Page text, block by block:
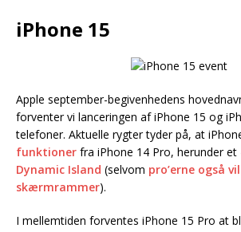
iPhone 15
Apple september-begivenhedens
forventer vi lanceringen af iPhone 15 og
telefoner. Aktuelle rygter tyder på, at
funktioner fra iPhone 14 Pro, herunder
Dynamic Island (selvom pro’erne også
skærmrammer).
I mellemtiden forventes iPhone 15 Pro at